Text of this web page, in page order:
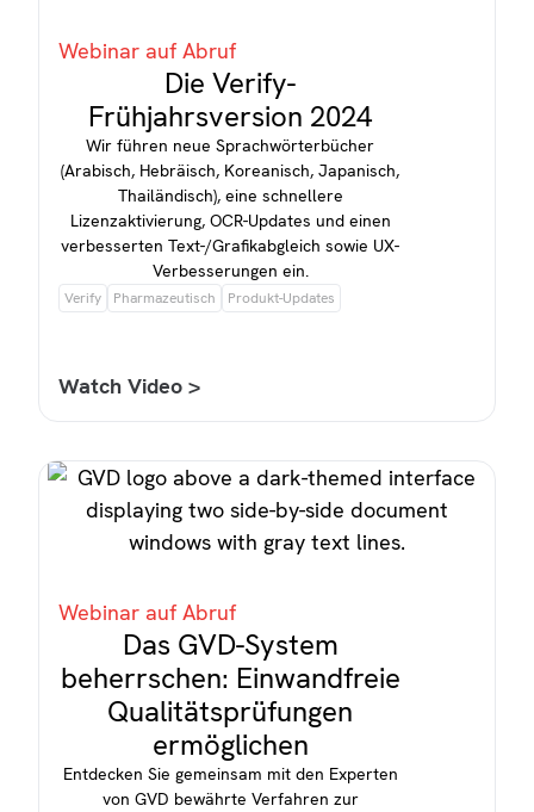
Webinar auf Abruf
Die Verify-
Frühjahrsversion 2024
Wir führen neue Sprachwörterbücher
(Arabisch, Hebräisch, Koreanisch, Japanisch,
Thailändisch), eine schnellere
Lizenzaktivierung, OCR-Updates und einen
verbesserten Text-/Grafikabgleich sowie UX-
Verbesserungen ein.
Verify Pharmazeutisch Produkt-Updates
Watch Video >
Webinar auf Abruf
Das GVD-System
beherrschen: Einwandfreie
Qualitätsprüfungen
ermöglichen
Entdecken Sie gemeinsam mit den Experten
von GVD bewährte Verfahren zur